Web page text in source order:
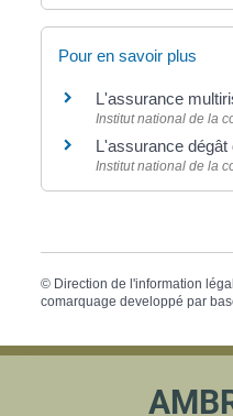
Pour en savoir plus
L'assurance
Institut national de la
L'assurance dégât
Institut national de la
© Direction de l'information
comarquage developpé par